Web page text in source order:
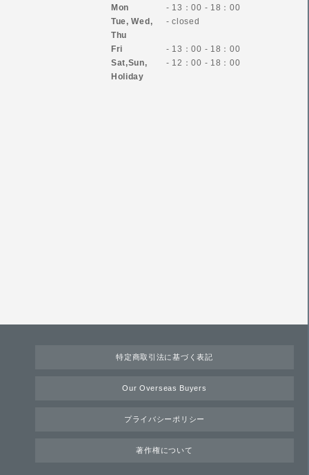
Mon
- 13：00 - 18：00
Tue, Wed,
Thu
- closed
Fri
- 13：00 - 18：00
Sat,Sun,
Holiday
- 12：00 - 18：00
特定商取引法に基づく表記
Our Overseas Buyers
プライバシーポリシー
著作権について